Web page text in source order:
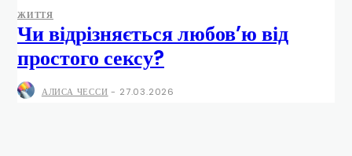
ЖИТТЯ
Чи відрізняється любов’ю від
простого сексу?
АЛИСА ЧЕССИ - 27.03.2026